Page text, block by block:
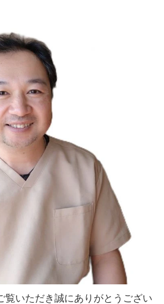
覧いただき誠にありがとうござい